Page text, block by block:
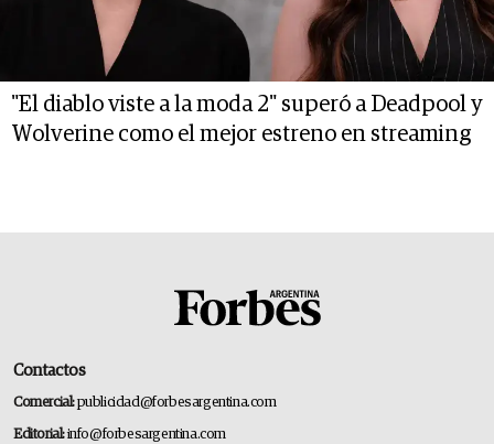
"El diablo viste a la moda 2" superó a Deadpool y
Wolverine como el mejor estreno en streaming
Contactos
Comercial:publicidad@forbesargentina.com
Editorial:info@forbesargentina.com